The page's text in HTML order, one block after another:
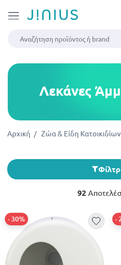
Λεκάνες
Αρχική Ζώα & Είδη Κατοικιδίων
92
- 30% -